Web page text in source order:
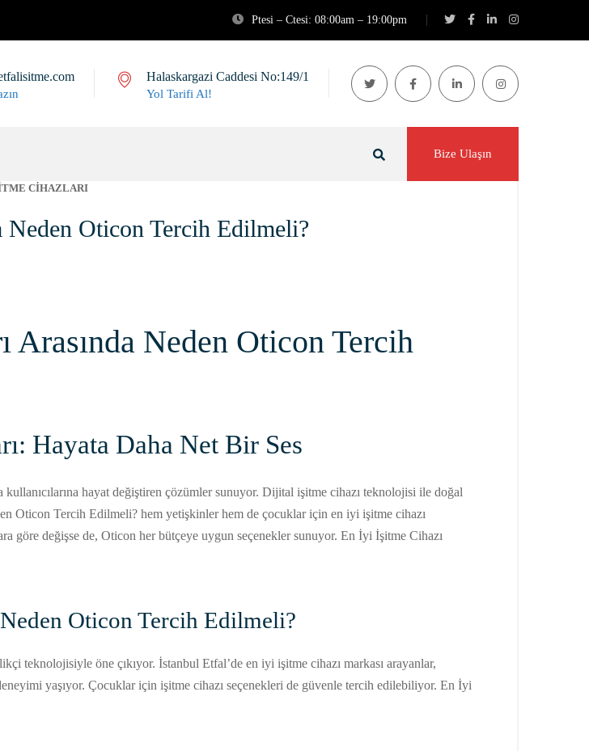
Ptesi – Ctesi: 08:00am – 19:00pm
Halaskargazi Caddesi No:149/1
Yol Tarifi Al!
Bize Ulaşın
CIHAZLARI
Neden Oticon Tercih Edilmeli?
Neden Oticon Tercih
Hayata Daha Net Bir Ses
hayat değiştiren çözümler sunuyor. Dijital işitme cihazı teknolojisi ile doğal
Oticon Tercih Edilmeli? hem yetişkinler hem de çocuklar için en iyi işitme cihazı
göre değişse de, Oticon her bütçeye uygun seçenekler sunuyor. En İyi İşitme Cihazı
Oticon Tercih Edilmeli?
teknolojisiyle öne çıkıyor. İstanbul Etfal’de en iyi işitme cihazı markası arayanlar,
yaşıyor. Çocuklar için işitme cihazı seçenekleri de güvenle tercih edilebiliyor. En İyi